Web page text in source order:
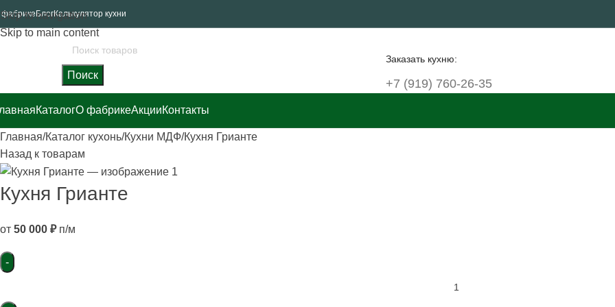
Skip to navigation
Skip to main content
БлогКалькулятор кухни
Поиск
Заказать кухню:
+7 (919) 760-26-35
КаталогО фабрикеАкцииКонтакты
Главная Каталог кухонь Кухни МДФ Кухня Грианте
Назад к товарам
Кухня Грианте
от 50 000 ₽п/м